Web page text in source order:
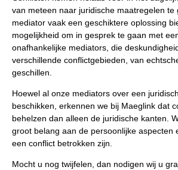
van meteen naar juridische maatregelen te
mediator vaak een geschiktere oplossing
mogelijkheid om in gesprek te gaan met
onafhankelijke mediators, die
verschillende conflictgebieden, van
geschillen.
Hoewel al onze mediators over een
beschikken, erkennen we bij Maeglink dat
behelzen dan alleen de juridische kanten.
groot belang aan de persoonlijke aspecten
een conflict betrokken zijn.
Mocht u nog twijfelen, dan nodigen wij u